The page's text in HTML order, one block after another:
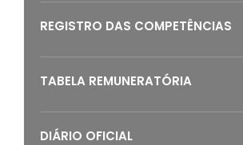
REGISTRO DAS COMPETÊNCIAS
TABELA REMUNERATÓRIA
DIÁRIO OFICIAL